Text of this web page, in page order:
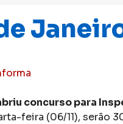
concurso para
feira (06/11), serão